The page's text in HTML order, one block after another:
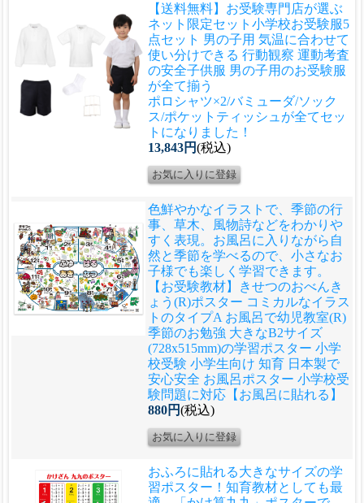
【送料無料】お受験専門店が選ぶ
ネット限定セット 小学校お受験服5
点セット 男の子用 気温に合わせて
使い分けできる 行動観察 運動考査
の安全子供服 男の子用のお受験服
が全て揃う
ポロシャツ×2/バミューダ/ソック
ス/ポケットティッシュが全てセッ
トになりました！
13,843円(税込)
色鮮やかなイラストで、季節の行
事、草木、風物詩などをわかりや
すく表現。お風呂に入りながら自
然と季節を学べるので、小さなお
子様でも楽しく学習できます。
【お受験教材】きせつのおべんき
ょう(R)ポスター コミカルなイラス
トのタイプA お風呂で幼児教室(R)
季節のお勉強 大きなB2サイズ
(728x515mm)の学習ポスター 小学
校受験 小学生向け 知育 日本製で
安心安全 お風呂ポスター 小学校受
験問題に対応【お風呂に貼れる】
880円(税込)
おふろに貼れる大きなサイズの学
習ポスター！知育教材としても最